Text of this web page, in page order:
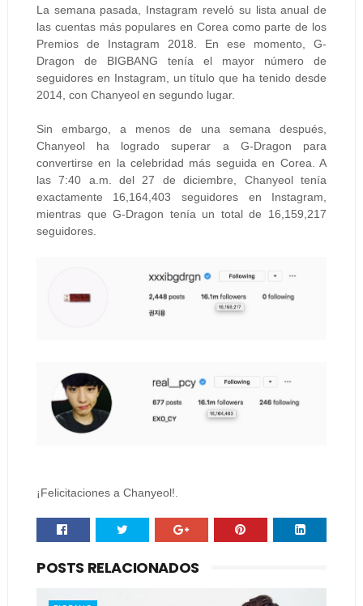
La semana pasada, Instagram reveló su lista anual de
las cuentas más populares en Corea como parte de los
Premios de Instagram 2018. En ese momento, G-
Dragon de BIGBANG tenía el mayor número de
seguidores en Instagram, un título que ha tenido desde
2014, con Chanyeol en segundo lugar.
Sin embargo, a menos de una semana después,
Chanyeol ha logrado superar a G-Dragon para
convertirse en la celebridad más seguida en Corea. A
las 7:40 a.m. del 27 de diciembre, Chanyeol tenía
exactamente 16,164,403 seguidores en Instagram,
mientras que G-Dragon tenía un total de 16,159,217
seguidores.
¡Felicitaciones a Chanyeol!.
POSTS RELACIONADOS